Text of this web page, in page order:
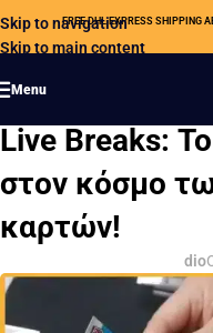
Skip to navigation
Skip to main content
FREE DHL EXPRESS SHIPPING
Menu
Live Breaks:
στον κόσμο
καρτών!
dio